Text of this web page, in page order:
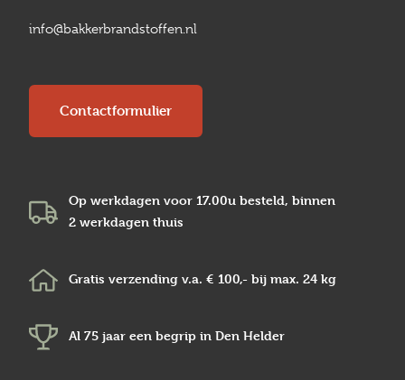
info@bakkerbrandstoffen.nl
Contactformulier
Op werkdagen voor 17.00u besteld, binnen
2 werkdagen thuis
Gratis verzending v.a. € 100,- bij max. 24 kg
Al 75 jaar een begrip in Den Helder